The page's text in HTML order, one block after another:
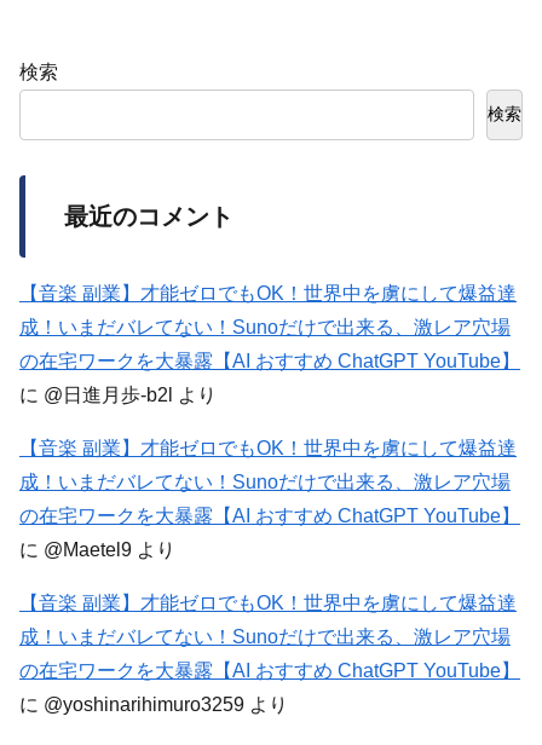
検索
検索
最近のコメント
【音楽 副業】才能ゼロでもOK！世界中を虜にして爆益達
成！いまだバレてない！Sunoだけで出来る、激レア穴場
の在宅ワークを大暴露【AI おすすめ ChatGPT YouTube】
に @日進月歩-b2l より
【音楽 副業】才能ゼロでもOK！世界中を虜にして爆益達
成！いまだバレてない！Sunoだけで出来る、激レア穴場
の在宅ワークを大暴露【AI おすすめ ChatGPT YouTube】
に @Maetel9 より
【音楽 副業】才能ゼロでもOK！世界中を虜にして爆益達
成！いまだバレてない！Sunoだけで出来る、激レア穴場
の在宅ワークを大暴露【AI おすすめ ChatGPT YouTube】
に @yoshinarihimuro3259 より